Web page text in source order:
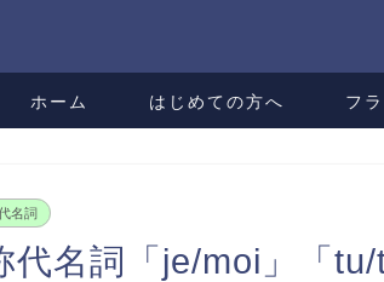
ホーム はじめての方へ フ
名詞
代名詞「je/moi」「